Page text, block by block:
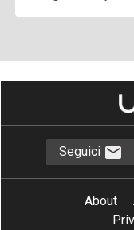
Seguici
About